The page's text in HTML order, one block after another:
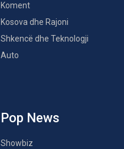
Koment
Kosova dhe Rajoni
Shkencë dhe Teknologji
Auto
Pop News
Showbiz